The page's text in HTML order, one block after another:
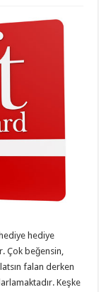
hediye
Çok beğensin,
falan derken
Keşke